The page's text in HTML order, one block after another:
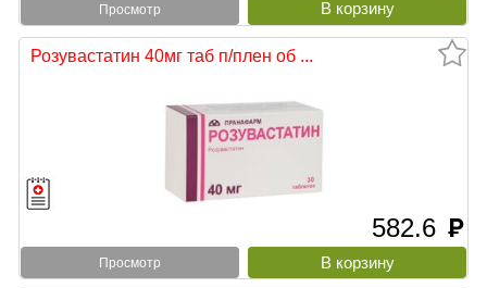
Просмотр
Розувастатин 40мг таб п/плен об ...
582.6 руб
Просмотр